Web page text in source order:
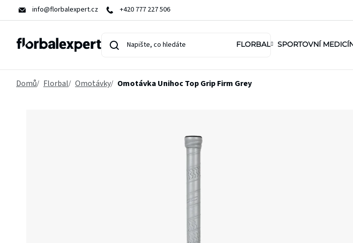
Přejít
na
+420 777 227 506
info@florbalexpert.cz
FLORBAL SPORTOVNÍ
Domů Florbal Omotávky Omotávka Unihoc Top Grip Firm Grey